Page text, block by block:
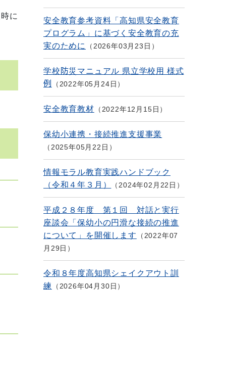
に
安全教育参考資料「高知県安全教育
プログラム」に基づく安全教育の充
実のために
2026年03月23日
学校防災マニュアル 県立学校用 様式
例
2022年05月24日
安全教育教材 2022年12月15日
保幼小連携・接続推進支援事業
2025年05月22日
情報モラル教育実践ハンドブック
（令和４年３月）
2024年02月22日
平成２８年度 第１回 対話と実行
座談会「保幼小の円滑な接続の推進
について」を開催します
2022年07
月29日
令和８年度高知県シェイクアウト訓
練
2026年04月30日